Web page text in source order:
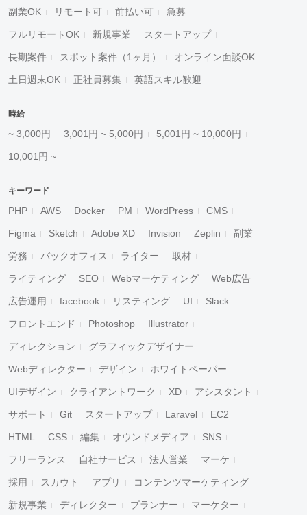
副業OK リモート可 前払い可 急募
フルリモートOK 新規事業 スタートアップ
長期案件 スポット案件（1ヶ月） オンライン面談OK
土日週末OK 正社員募集 英語スキル歓迎
時給
~ 3,000円 3,001円 ~ 5,000円 5,001円 ~ 10,000円
10,001円 ~
キーワード
PHP AWS Docker PM WordPress CMS
Figma Sketch Adobe XD Invision Zeplin 副業
労務 バックオフィス ライター 取材
ライティング SEO Webマーケティング Web広告
広告運用 facebook リスティング UI Slack
フロントエンド Photoshop Illustrator
ディレクション グラフィックデザイナー
Webディレクター デザイン ホワイトペーパー
UIデザイン クライアントワーク XD アシスタント
サポート Git スタートアップ Laravel EC2
HTML CSS 編集 オウンドメディア SNS
フリーランス 自社サービス 法人営業 マーケ
採用 スカウト アプリ コンテンツマーケティング
新規事業 ディレクター プランナー マーケター